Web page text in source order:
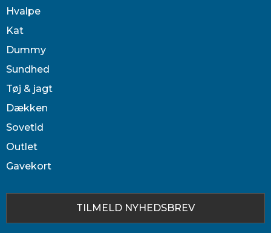
Hvalpe
Kat
Dummy
Sundhed
Tøj & jagt
Dækken
Sovetid
Outlet
Gavekort
TILMELD NYHEDSBREV